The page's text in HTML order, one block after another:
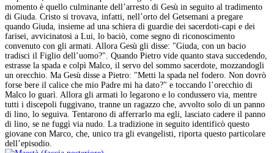
momento è quello culminante dell’arresto di Gesù in seguito al tradimento
di Giuda. Cristo si trovava, infatti, nell’orto del Getsemani a pregare
quando Giuda, insieme ad una schiera di guardie dei sacerdoti-capi e dei
farisei, avvicinatosi a Lui, lo baciò, come segno di riconoscimento
convenuto con gli armati. Allora Gesù gli disse: "Giuda, con un bacio
tradisci il Figlio dell’uomo?". Quando Pietro vide quanto stava succedendo,
estrasse la spada e colpì Malco, il servo del sommo sacerdote, mozzandogli
un orecchio. Ma Gesù disse a Pietro: "Metti la spada nel fodero. Non dovrò
forse bere il calice che mio Padre mi ha dato?" e toccando l’orecchio di
Malco lo guarì. Allora gli armati lo legarono e lo condussero via, mentre
tutti i discepoli fuggivano, tranne un ragazzo che, avvolto solo di un panno
di lino, lo seguiva. Tentarono di afferrarlo ma egli, lasciato cadere il panno
di lino, se ne fuggì via nudo. La tradizione in seguito identificò questo
giovane con Marco, che, unico tra gli evangelisti, riporta questo particolare
dell’episodio.